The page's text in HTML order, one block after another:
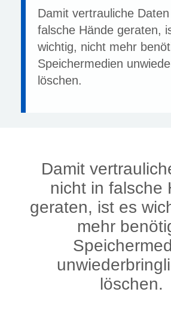
Damit vertrauliche
falsche Hände geraten,
wichtig, nicht mehr
Speichermedien
löschen.
Damit
nicht in falsche
geraten, ist es
mehr
löschen.